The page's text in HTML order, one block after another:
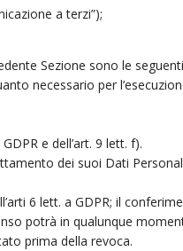
a terzi”);
Sezione sono le
necessario per
e dell’art. 9 lett. f).
dei suoi Dati
6 lett. a GDPR; il
potrà in qualunque
prima della revoca.